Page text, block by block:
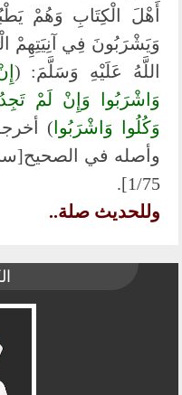
أَهْلَ الْكِتَابِ وَهُمْ
وَيَشْرَبُونَ فِي آنِيَتِهِمْ
اللَّهُ عَلَيْهِ وَسَلَّمَ: (
وَاشْرَبُوا وَإِنْ لَمْ
وَكُلُوا وَاشْرَبُوا )
1/75].
وللحديث صلة..